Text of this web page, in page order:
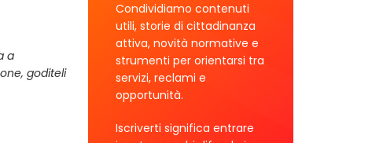
a
goditeli
Condividiamo contenuti
utili, storie di cittadinanza
attiva, novità normative e
strumenti per orientarsi tra
servizi, reclami e
opportunità.
Iscriverti significa entrare